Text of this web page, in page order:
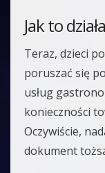
Jak to
Teraz, dzieci
poruszać się
usług
konieczności
Oczywiście,
dokument